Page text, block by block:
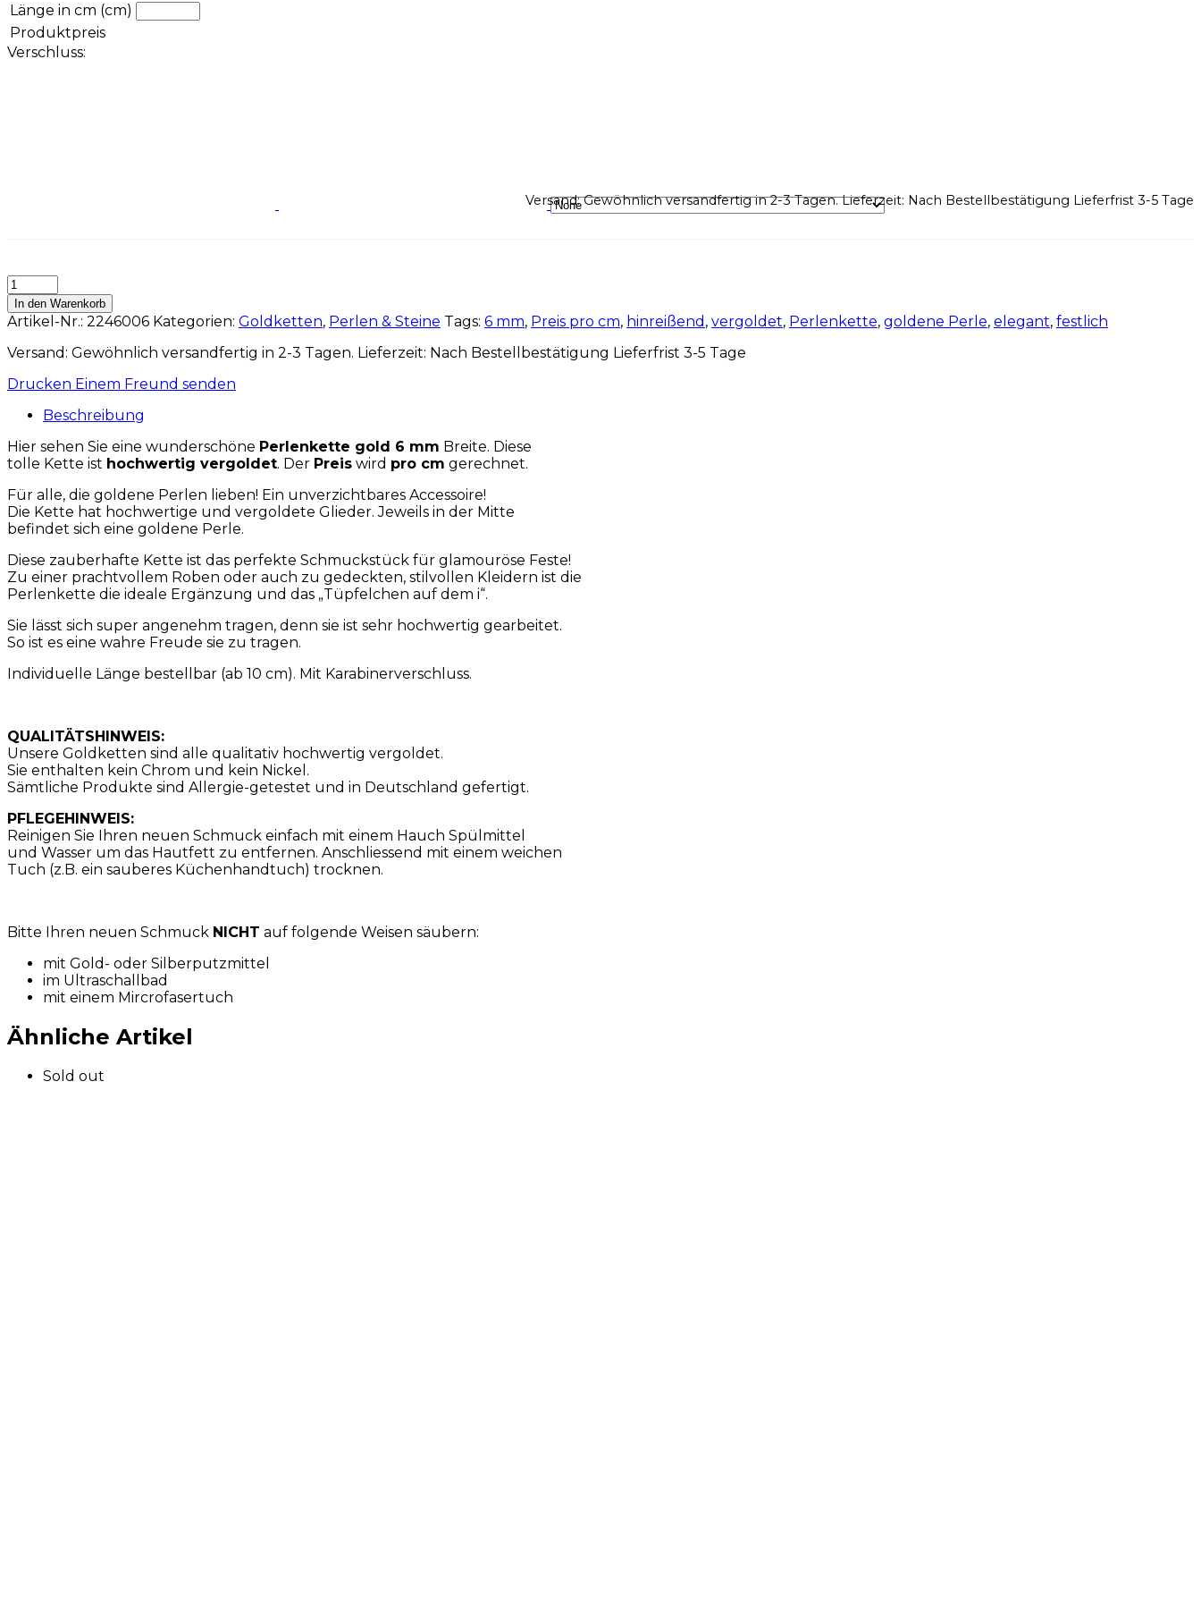
Länge in cm (cm)
Produktpreis
Verschluss:
Versand: Gewöhnlich versandfertig in 2-3 Tagen. Lieferzeit: Nach Bestellbestätigung Lieferfrist 3-5 Tage
In den Warenkorb
Artikel-Nr.: 2246006 Kategorien: Goldketten, Perlen & Steine Tags: 6 mm, Preis pro cm, hinreißend , vergoldet, Perlenkette, goldene Perle, elegant, festlich
Versand: Gewöhnlich versandfertig in 2-3 Tagen. Lieferzeit: Nach Bestellbestätigung Lieferfrist 3-5 Tage
Drucken Einem Freund senden
Beschreibung
Hier sehen Sie eine wunderschöne Perlenkette gold 6 mm Breite. Diese
tolle Kette ist hochwertig vergoldet. Der Preis wird pro cm gerechnet.
Für alle, die goldene Perlen lieben! Ein unverzichtbares Accessoire!
Die Kette hat hochwertige und vergoldete Glieder. Jeweils in der Mitte
befindet sich eine goldene Perle.
Diese zauberhafte Kette ist das perfekte Schmuckstück für glamouröse Feste!
Zu einer prachtvollem Roben oder auch zu gedeckten, stilvollen Kleidern ist die
Perlenkette die ideale Ergänzung und das „Tüpfelchen auf dem i“.
Sie lässt sich super angenehm tragen, denn sie ist sehr hochwertig gearbeitet.
So ist es eine wahre Freude sie zu tragen.
Individuelle Länge bestellbar (ab 10 cm). Mit Karabinerverschluss.
QUALITÄTSHINWEIS:
Unsere Goldketten sind alle qualitativ hochwertig vergoldet.
Sie enthalten kein Chrom und kein Nickel.
Sämtliche Produkte sind Allergie-getestet und in Deutschland gefertigt.
PFLEGEHINWEIS:
Reinigen Sie Ihren neuen Schmuck einfach mit einem Hauch Spülmittel
und Wasser um das Hautfett zu entfernen. Anschliessend mit einem weichen
Tuch (z.B. ein sauberes Küchenhandtuch) trocknen.
Bitte Ihren neuen Schmuck NICHT auf folgende Weisen säubern:
mit Gold- oder Silberputzmittel
im Ultraschallbad
mit einem Mircrofasertuch
Ähnliche Artikel
Sold out